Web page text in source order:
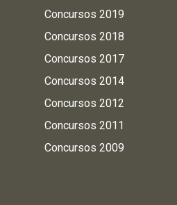
Concursos 2019
Concursos 2018
Concursos 2017
Concursos 2014
Concursos 2012
Concursos 2011
Concursos 2009